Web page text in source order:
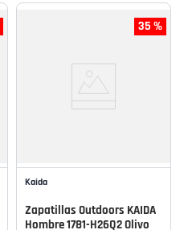
35 %
Kaida
Zapatillas Outdoors KAIDA
Hombre 1781-H26Q2 Olivo